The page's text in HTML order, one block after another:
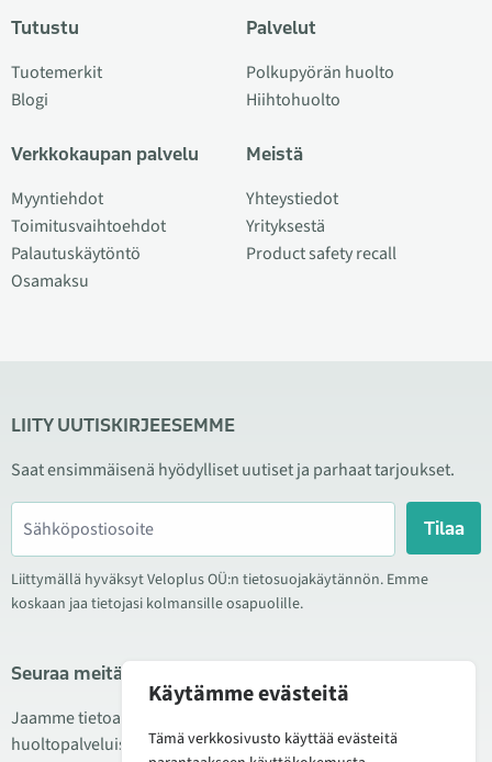
Tutustu
Tuotemerkit
Blogi
Verkkokaupan palvelu
Myyntiehdot
Toimitusvaihtoehdot
Palautuskäytöntö
Osamaksu
Palvelut
Polkupyörän huolto
Hiihtohuolto
Meistä
Yhteystiedot
Yrityksestä
Product safety recall
LIITY UUTISKIRJEESEMME
Saat ensimmäisenä hyödylliset uutiset ja parhaat tarjoukset.
Tilaa
Liittymällä hyväksyt Veloplus OÜ:n tietosuojakäytännön. Emme
koskaan jaa tietojasi kolmansille osapuolille.
Seuraa meitä sosiaalisessa mediassa
Jaamme tietoa hyvistä tarjouksista, uusista tuotteista ja
huoltopalveluista. Joskus julkaisemme myös tuote-esittelyjä.
Käytämme evästeitä
Tämä verkkosivusto käyttää evästeitä